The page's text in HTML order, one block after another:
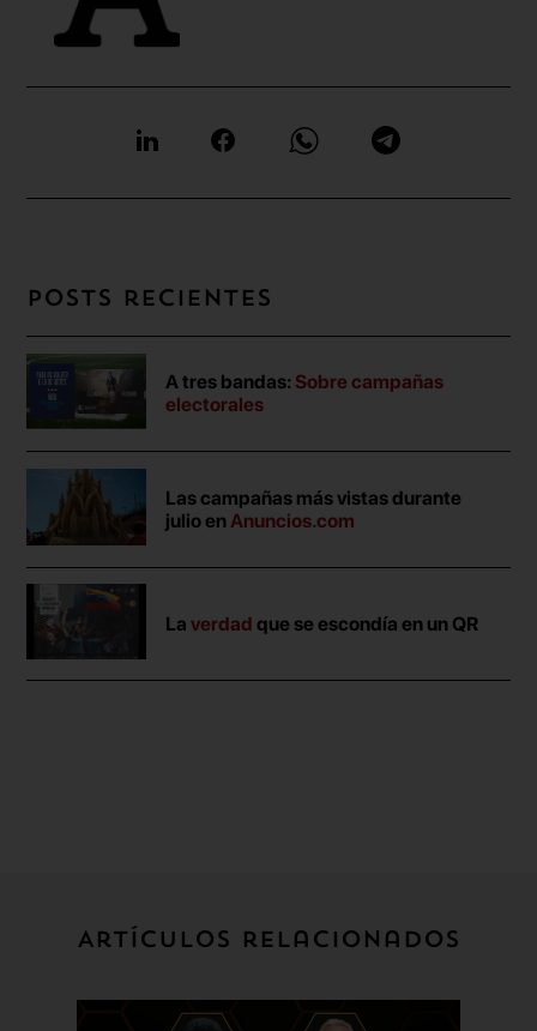
Posts recientes
A tres bandas: Sobre campañas
electorales
Las campañas más vistas durante
julio enAnuncios.com
Laverdad que se escondía en un QR
Artículos relacionados